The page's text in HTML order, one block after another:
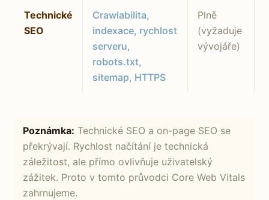
Technické
SEO
Crawlabilita,
indexace, rychlost
serveru,
robots.txt,
sitemap, HTTPS
Plně
(vyžaduje
vývojáře)
Poznámka: Technické SEO a on-page SEO se
překrývají. Rychlost načítání je technická
záležitost, ale přímo ovlivňuje uživatelský
zážitek. Proto v tomto průvodci Core Web Vitals
zahrnujeme.